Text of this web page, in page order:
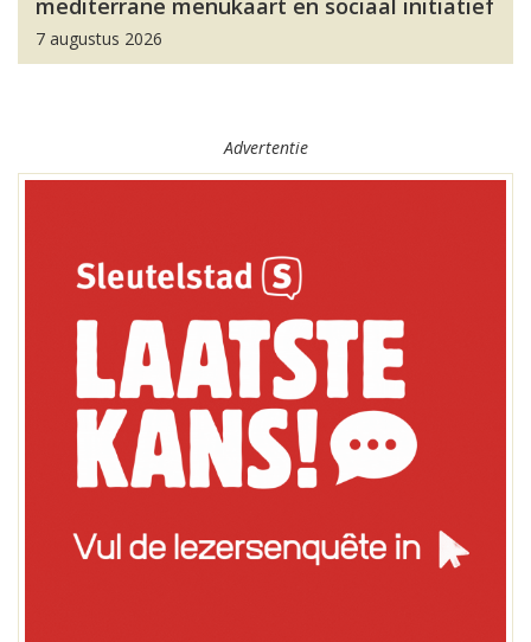
mediterrane menukaart en sociaal initiatief
7 augustus 2026
Advertentie